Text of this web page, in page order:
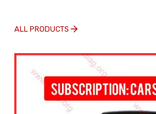
ALL PRODUCTS